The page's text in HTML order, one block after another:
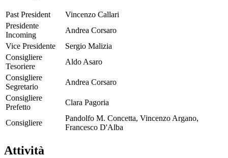
Past President
Vincenzo Callari
Presidente
Incoming
Andrea Corsaro
Vice Presidente
Sergio Malizia
Consigliere
Tesoriere
Aldo Asaro
Consigliere
Segretario
Andrea Corsaro
Consigliere
Prefetto
Clara Pagoria
Consigliere
Pandolfo M. Concetta, Vincenzo Argano,
Francesco D'Alba
Attività